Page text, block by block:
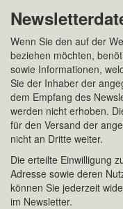
Wenn Sie den auf der
beziehen möchten,
sowie Informationen,
Sie der Inhaber der
dem Empfang des
werden nicht erhoben.
für den Versand der
nicht an Dritte weiter.
Die erteilte Einwilligung
Adresse sowie deren
können Sie jederzeit
im Newsletter.